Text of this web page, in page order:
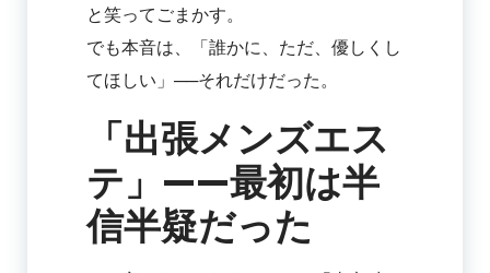
と笑ってごまかす。
でも本音は、「誰かに、ただ、優しくし
てほしい」──それだけだった。
「出張メンズエス
テ」——最初は半
信半疑だった